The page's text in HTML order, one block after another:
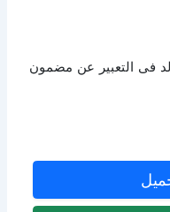
فى التعبير عن مضمون